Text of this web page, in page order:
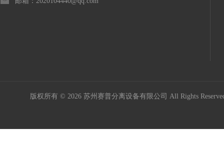
版权所有 © 2026 苏州赛普分离设备有限公司 All Rights